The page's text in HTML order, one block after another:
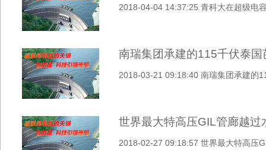
2018-04-04 14:37:25 青科大在超级电
南瑞集团承建的115千伏泰
2018-03-21 09:18:40 南瑞集团承建的
世界最大特高压GIL管廊越过
2018-02-27 09:18:57 世界最大特高压